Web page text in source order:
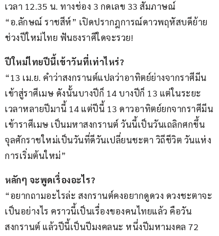
เวลา 12.35 น. ทางช่อง 3 กดเลข 33 สัมภาษณ์
“อ.ลักษณ์ ราชสีห์” เปิดปรากฎการณ์ดาวพฤหัสบดีย้าย
ช่วงปีใหม่ไทย ฟันธงราศีใดจะรวย!
ปีใหม่ไทยปีนี้เข้าวันที่เท่าไหร่?
“13 เม.ย. คำว่าสงกรานต์แปลว่าอาทิตย์ย่างจากราศีมีน
เข้าสู่ราศีเมษ ดังนั้นบางปีก็ 14 บางปีก็ 13 แต่ในระยะ
เวลาหลายปีมานี้ 14 แต่ปีนี้ 13 ดาวอาทิตย์ยกจากราศีมีน
เข้าราศีเมษ เป็นมหาสงกรานต์ วันนี้เป็นวันเถลิกศกขึ้น
จุลศักราชใหม่เป็นวันที่ดีวันเปลี่ยนชะตา วิถีชีวิต วันแห่ง
การเริ่มต้นใหม่”
หลักๆ จะพูดเรื่องอะไร?
“อยากถามอะไรล่ะ สงกรานต์คงอยากดูดวง ดวงชะตาจะ
เป็นอย่างไร คราวนี้เป็นเรื่องของคนไทยแล้ว คือวัน
สงกรานต์ แล้วปีนี้เป็นปีมงคลนะ หนึ่งปีมหามงคล 72